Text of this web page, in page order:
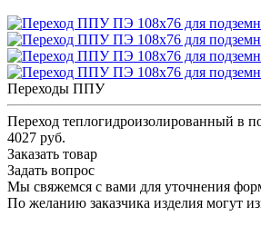
Переходы ППУ
Переход теплогидроизолированный в
4027 руб.
Заказать товар
Задать вопрос
Мы свяжемся с вами для уточнения
По желанию заказчика изделия могут